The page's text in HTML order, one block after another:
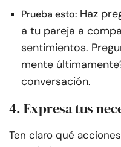
Prueba esto: Haz
a tu pareja a
sentimientos.
mente
conversación.
4. Expresa tus
Ten claro qué